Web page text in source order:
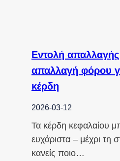
Εντολή
απαλλαγή φόρου
κέρδη
2026-03-12
Τα κέρδη κεφαλαίου
ευχάριστα – μέχρι τη
κανείς ποιο…